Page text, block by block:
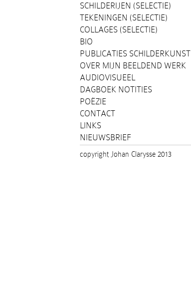
SCHILDERIJEN (SELECTIE)
TEKENINGEN (SELECTIE)
COLLAGES (SELECTIE)
BIO
PUBLICATIES SCHILDERKUNST
OVER MIJN BEELDEND WERK
AUDIOVISUEEL
DAGBOEK NOTITIES
POËZIE
CONTACT
LINKS
NIEUWSBRIEF
copyright Johan Clarysse 2013